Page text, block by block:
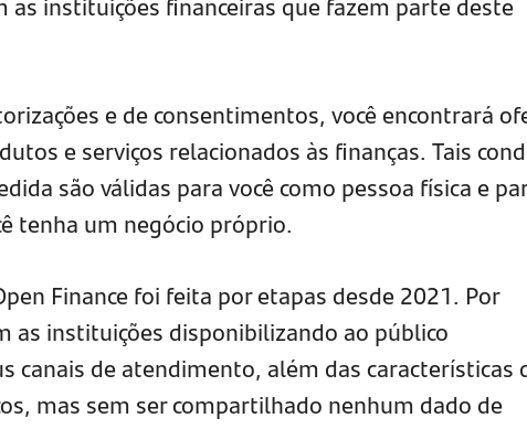
e de consentimentos, você encontrará
e serviços relacionados às finanças. Tais
são válidas para você como pessoa física e
tenha um negócio próprio.
Finance foi feita por etapas desde 2021. Por
as instituições disponibilizando ao público
canais de atendimento, além das características
mas sem ser compartilhado nenhum dado de